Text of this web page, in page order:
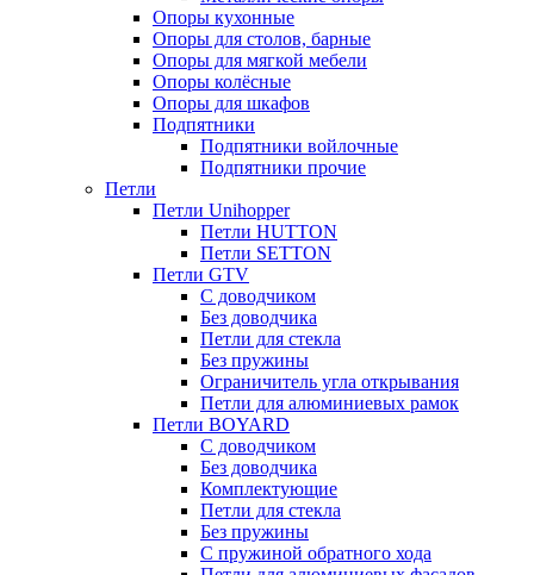
Опоры кухонные
Опоры для столов, барные
Опоры для мягкой мебели
Опоры колёсные
Опоры для шкафов
Подпятники
Подпятники войлочные
Подпятники прочие
Петли
Петли Unihopper
Петли HUTTON
Петли SETTON
Петли GTV
С доводчиком
Без доводчика
Петли для стекла
Без пружины
Ограничитель угла открывания
Петли для алюминиевых рамок
Петли BOYARD
С доводчиком
Без доводчика
Комплектующие
Петли для стекла
Без пружины
С пружиной обратного хода